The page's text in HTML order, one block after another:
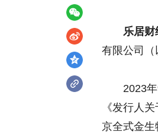
乐居财
有限公司（
2023年9
《发行人
京全式金生